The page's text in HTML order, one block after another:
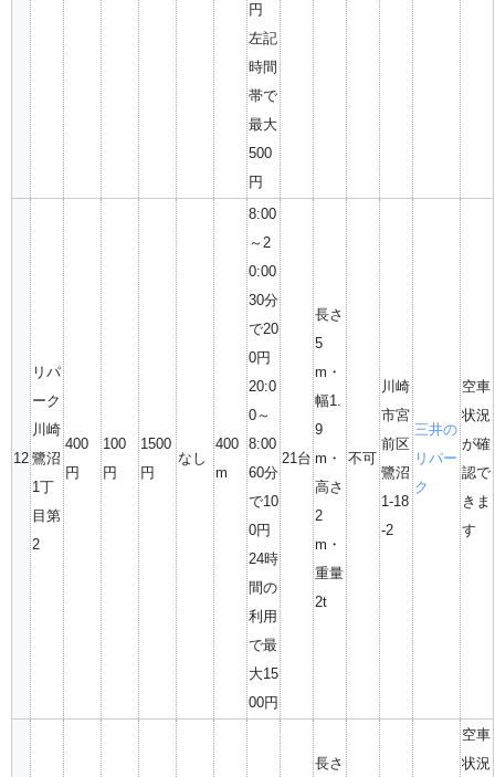
円
左記
時間
帯で
最大
500
円
12
リパ
ーク
川崎
鷺沼
1丁
目第
2
400
円
100
円
1500
円
なし
400
m
8:00
～2
0:00
30分
で20
0円
20:0
0～
8:00
60分
で10
0円
24時
間の
利用
で最
大15
00円
21台
長さ
5
m・
幅1.
9
m・
高さ
2
m・
重量
2t
不可
川崎
市宮
前区
鷺沼
1-18
-2
三井の
リパー
ク
空車
状況
が確
認で
きま
す
長さ
空車
状況